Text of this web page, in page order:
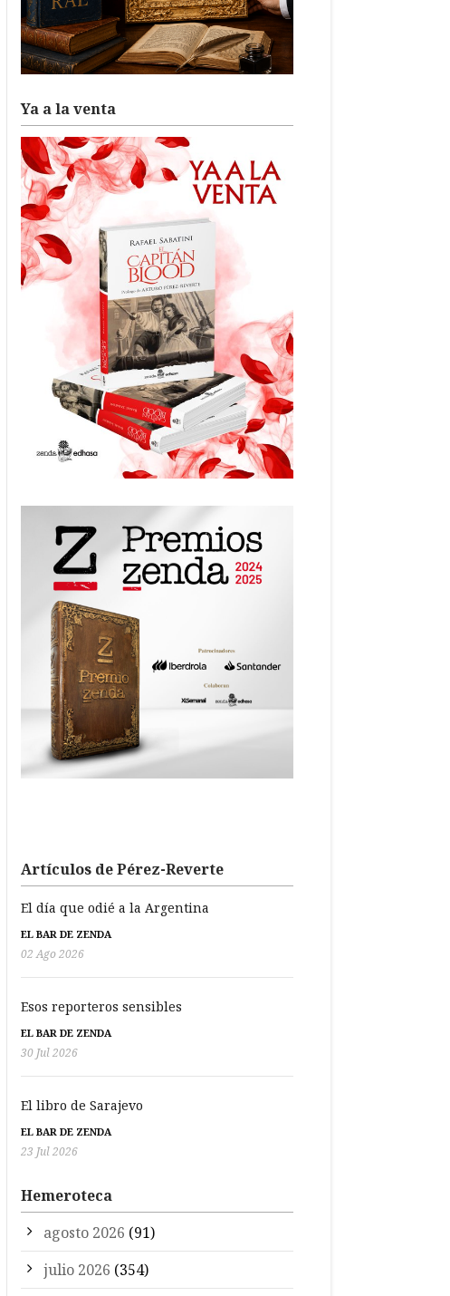
Ya a la venta
Artículos de Pérez-Reverte
El día que odié a la Argentina
EL BAR DE ZENDA
02 Ago 2026
Esos reporteros sensibles
EL BAR DE ZENDA
30 Jul 2026
El libro de Sarajevo
EL BAR DE ZENDA
23 Jul 2026
Hemeroteca
agosto 2026 (91)
julio 2026 (354)